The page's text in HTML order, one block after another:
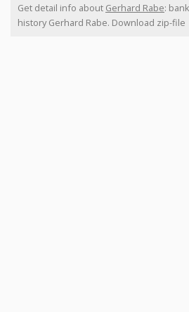
Get detail info about Gerhard Rabe:
history Gerhard Rabe. Download zip-file